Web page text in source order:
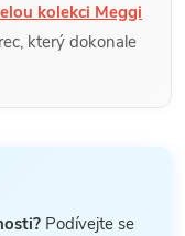
kolekci Meggi
který dokonale
Podívejte se